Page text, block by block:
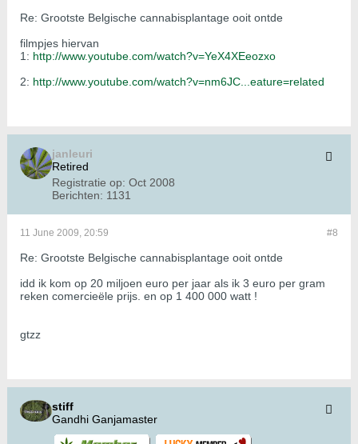
Re: Grootste Belgische cannabisplantage ooit ontde
filmpjes hiervan
1: http://www.youtube.com/watch?v=YeX4XEeozxo
2: http://www.youtube.com/watch?v=nm6JC...eature=related
janleuri
Retired
Registratie op: Oct 2008
Berichten: 1131
#8
11 June 2009, 20:59
Re: Grootste Belgische cannabisplantage ooit ontde
idd ik kom op 20 miljoen euro per jaar als ik 3 euro per gram
reken comercieële prijs. en op 1 400 000 watt !
gtzz
stiff
Gandhi Ganjamaster